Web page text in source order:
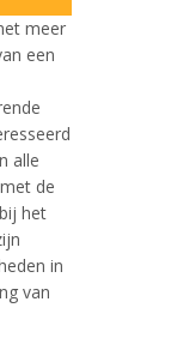
meer
een
alle
de
het
in
van